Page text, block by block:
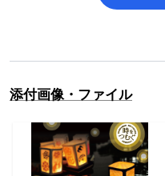
添付画像・ファイル